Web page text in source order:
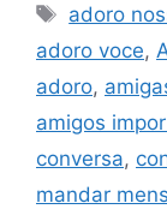
Tags
adoro
adoro voce,
adoro,
amigos
conversa,
mandar